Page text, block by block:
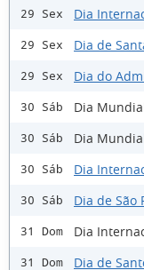
29 Sex Dia
29 Sex Dia de
29 Sex Dia do
30 Sáb Dia
30 Sáb Dia
30 Sáb Dia
30 Sáb Dia de São
31 Dom Dia
31 Dom Dia de